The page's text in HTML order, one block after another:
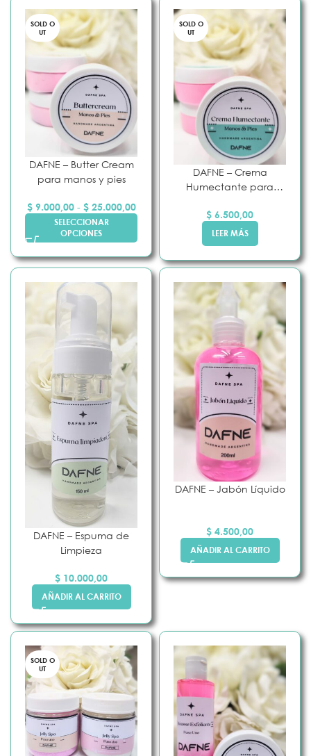
SOLD O
UT
DAFNE – Butter Cream
para manos y pies
$9.000,00 - $25.000,00
SELECCIONAR
OPCIONES
SOLD O
UT
DAFNE – Crema
Humectante para
$ 6.500,00
LEER MÁS
DAFNE – Espuma de
Limpieza
$ 10.000,00
AÑADIR AL CARRITO
DAFNE – Jabón Líquido
$ 4.500,00
AÑADIR AL CARRITO
SOLD O
UT